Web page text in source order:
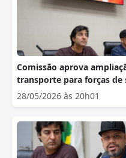
Comissão aprova
transporte para forças de
28/05/2026 às 20h01